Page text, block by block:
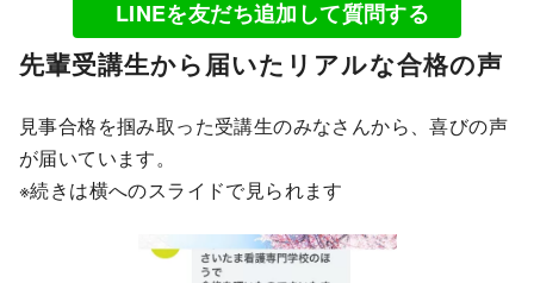
LINEを友だち追加して質問する
先輩受講生から届いたリアルな合格の声
見事合格を掴み取った受講生のみなさんから、喜びの声
が届いています。
※続きは横へのスライドで見られます